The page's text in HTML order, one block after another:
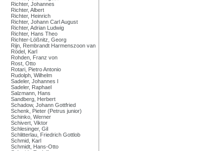
Richter, Johannes
Richter, Albert
Richter, Heinrich
Richter, Johann Carl August
Richter, Adrian Ludwig
Richter, Hans Theo
Richter-Lößnitz, Georg
Rijn, Rembrandt Harmenszoon van
Rödel, Karl
Rohden, Franz von
Rost, Otto
Rotari, Pietro Antonio
Rudolph, Wilhelm
Sadeler, Johannes I
Sadeler, Raphael
Salzmann, Hans
Sandberg, Herbert
Schadow, Johann Gottfried
Schenk, Pieter (Petrus junior)
Schinko, Werner
Schivert, Viktor
Schlesinger, Gil
Schlitterlau, Friedrich Gottlob
Schmid, Karl
Schmidt, Hans-Otto